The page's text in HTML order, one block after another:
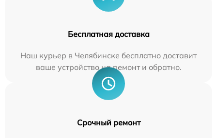
Бесплатная доставка
Наш курьер в Челябинске бесплатно доставит
ваше устройство на ремонт и обратно.
Срочный ремонт